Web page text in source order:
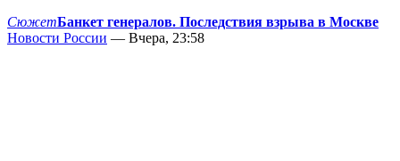
СюжетБанкет генералов. Последствия взрыва в Москве
Новости России — Вчера, 23:58